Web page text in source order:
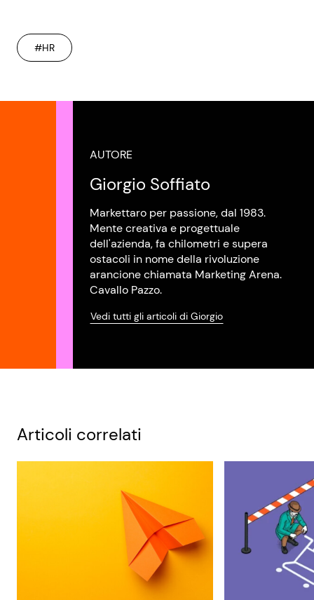
#HR
AUTORE
Giorgio Soffiato
Markettaro per passione, dal 1983.
Mente creativa e progettuale
dell'azienda, fa chilometri e supera
ostacoli in nome della rivoluzione
arancione chiamata Marketing Arena.
Cavallo Pazzo.
Vedi tutti gli articoli di Giorgio
Articoli correlati